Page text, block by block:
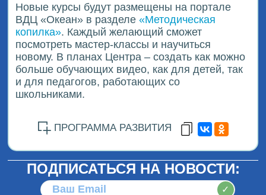
Новые курсы будут размещены на портале
ВДЦ «Океан» в разделе«Методическая
копилка». Каждый желающий сможет
посмотреть мастер-классы и научиться
новому. В планах Центра – создать как можно
больше обучающих видео, как для детей, так
и для педагогов, работающих со
школьниками.
ПРОГРАММА РАЗВИТИЯ
ПОДПИСАТЬСЯ НА НОВОСТИ:
✓